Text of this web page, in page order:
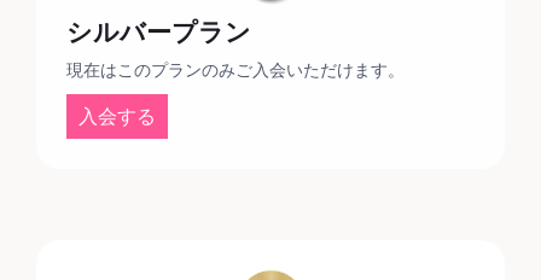
シルバープラン
現在はこのプランのみご入会いただけます。
入会する